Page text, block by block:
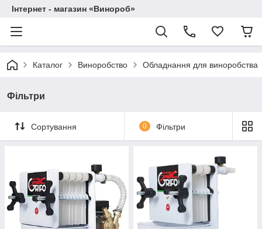
Інтернет - магазин «Винороб»
Каталог Виноробство Обладнання для виноробства
Фільтри
Сортування 0 Фільтри